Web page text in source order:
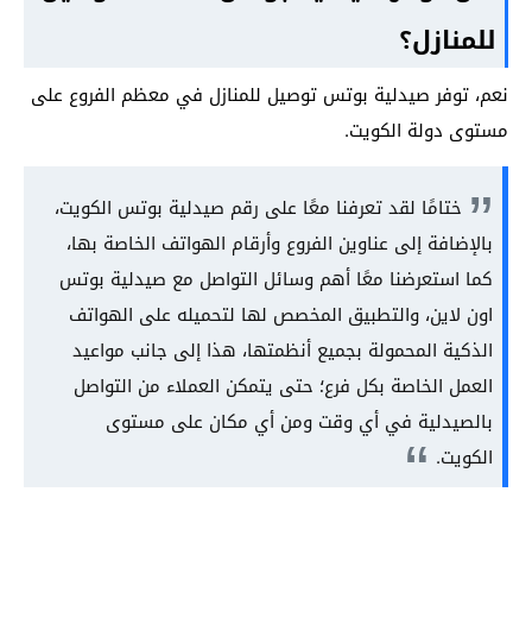
للمنازل؟
نعم، توفر صيدلية بوتس توصيل للمنازل في معظم الفروع على
مستوى دولة الكويت.
ختامًا لقد تعرفنا معًا على رقم صيدلية بوتس الكويت،
بالإضافة إلى عناوين الفروع وأرقام الهواتف الخاصة بها،
كما استعرضنا معًا أهم وسائل التواصل مع صيدلية بوتس
اون لاين، والتطبيق المخصص لها لتحميله على الهواتف
الذكية المحمولة بجميع أنظمتها، هذا إلى جانب مواعيد
العمل الخاصة بكل فرع؛ حتى يتمكن العملاء من التواصل
بالصيدلية في أي وقت ومن أي مكان على مستوى
الكويت.